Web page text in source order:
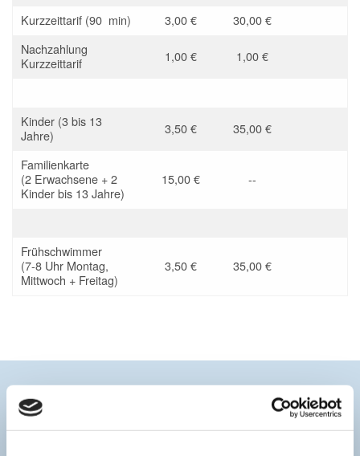
Kurzzeittarif (90 min) 3,00 €
30,00 €
Nachzahlung
Kurzzeittarif
1,00 € 1,00 €
Kinder (3 bis 13
Jahre)
3,50 € 35,00 €
Familienkarte
(2 Erwachsene + 2
Kinder bis 13 Jahre)
15,00 € --
Frühschwimmer
(7-8 Uhr Montag,
Mittwoch + Freitag)
3,50 € 35,00 €